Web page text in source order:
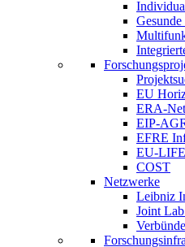
EU
ERA-
EIP-
EFRE
EU-LIFE
COST
Netzwerke
Leibniz
Joint